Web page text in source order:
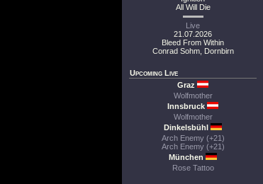
All Will Die
Live
21.07.2026
Bleed From Within
Conrad Sohm, Dornbirn
Upcoming Live
Graz
Wolfmother
Innsbruck
Wolfmother
Dinkelsbühl
Arch Enemy (+21)
Arch Enemy (+21)
München
Rose Tattoo